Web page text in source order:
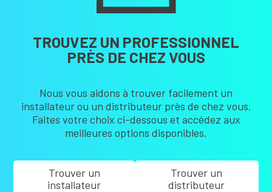
TROUVEZ UN PROFESSIONNEL
PRÈS DE CHEZ VOUS
Nous vous aidons à trouver facilement un
installateur ou un distributeur près de chez vous.
Faites votre choix ci-dessous et accédez aux
meilleures options disponibles.
Trouver un
installateur
Trouver un
distributeur